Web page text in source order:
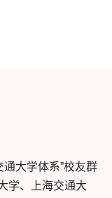
大学体系”校友群
学、上海交通大